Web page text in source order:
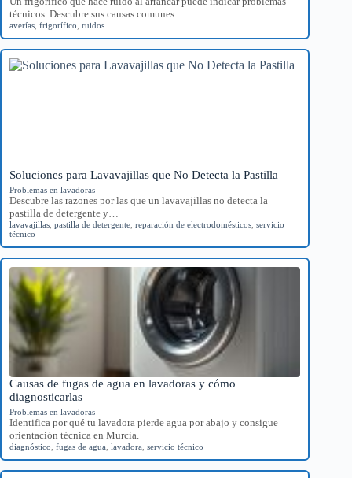
técnicos. Descubre sus causas comunes…
averías frigorífico ruidos
Soluciones para Lavavajillas que No Detecta la Pastilla
Problemas en lavadoras
Descubre las razones por las que un lavavajillas no detecta la
pastilla de detergente y…
lavavajillas pastilla de detergente reparación de electrodomésticos servicio
técnico
Causas de fugas de agua en lavadoras y cómo
diagnosticarlas
Problemas en lavadoras
Identifica por qué tu lavadora pierde agua por abajo y consigue
orientación técnica en Murcia.
diagnóstico fugas de agua lavadora servicio técnico